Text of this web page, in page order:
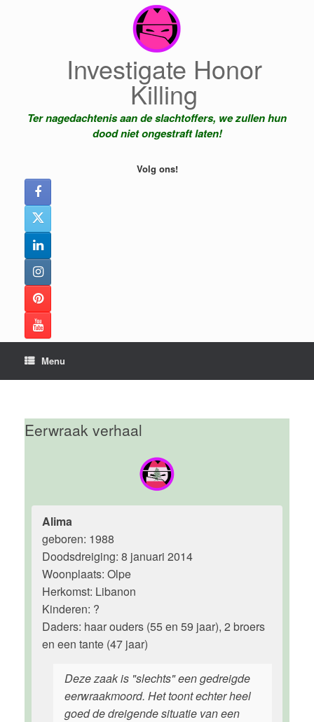
Investigate Honor
Killing
Ter nagedachtenis aan de slachtoffers, we zullen hun
dood niet ongestraft laten!
Volg ons!
Menu
Eerwraak verhaal
Alima
geboren: 1988
Doodsdreiging: 8 januari 2014
Woonplaats: Olpe
Herkomst: Libanon
Kinderen: ?
Daders: haar ouders (55 en 59 jaar), 2 broers
en een tante (47 jaar)
Deze zaak is "slechts" een gedreigde
eerwraakmoord. Het toont echter heel
goed de dreigende situatie van een